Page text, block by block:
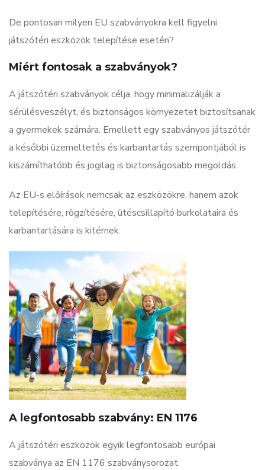
De pontosan milyen EU szabványokra kell figyelni
játszótéri eszközök telepítése esetén?
Miért fontosak a szabványok?
A játszótéri szabványok célja, hogy minimalizálják a
sérülésveszélyt, és biztonságos környezetet biztosítsanak
a gyermekek számára. Emellett egy szabványos játszótér
a későbbi üzemeltetés és karbantartás szempontjából is
kiszámíthatóbb és jogilag is biztonságosabb megoldás.
Az EU-s előírások nemcsak az eszközökre, hanem azok
telepítésére, rögzítésére, ütéscsillapító burkolataira és
karbantartására is kitérnek.
A legfontosabb szabvány: EN 1176
A játszótéri eszközök egyik legfontosabb európai
szabványa az EN 1176 szabványsorozat.